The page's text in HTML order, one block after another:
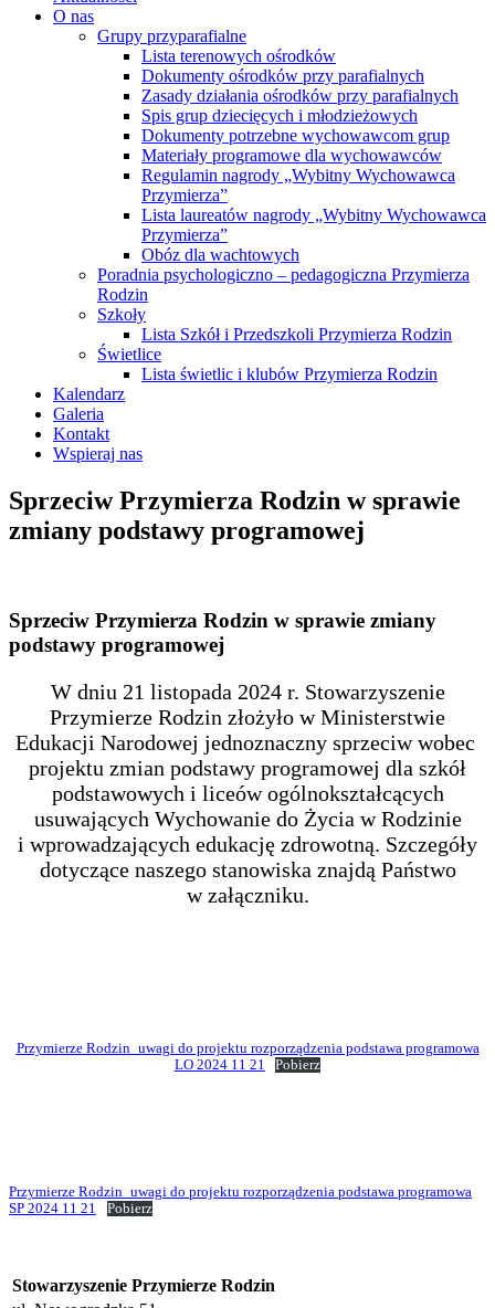
O nas
Grupy przyparafialne
Lista terenowych ośrodków
Dokumenty ośrodków przy parafialnych
Zasady działania ośrodków przy parafialnych
Spis grup dziecięcych i młodzieżowych
Dokumenty potrzebne wychowawcom grup
Materiały programowe dla wychowawców
Regulamin nagrody „Wybitny Wychowawca
Przymierza”
Lista laureatów nagrody „Wybitny Wychowawca
Przymierza”
Obóz dla wachtowych
Poradnia psychologiczno – pedagogiczna Przymierza
Rodzin
Szkoły
Lista Szkół i Przedszkoli Przymierza Rodzin
Świetlice
Lista świetlic i klubów Przymierza Rodzin
Kalendarz
Galeria
Kontakt
Wspieraj nas
Sprzeciw Przymierza Rodzin w sprawie
zmiany podstawy programowej
Sprzeciw Przymierza Rodzin w sprawie zmiany
podstawy programowej
W dniu 21 listopada 2024 r. Stowarzyszenie
Przymierze Rodzin złożyło w Ministerstwie
Edukacji Narodowej jednoznaczny sprzeciw wobec
projektu zmian podstawy programowej dla szkół
podstawowych i liceów ogólnokształcących
usuwających Wychowanie do Życia w Rodzinie
i wprowadzających edukację zdrowotną. Szczegóły
dotyczące naszego stanowiska znajdą Państwo
w załączniku.
Przymierze Rodzin_uwagi do projektu rozporządzenia podstawa programowa
LO 2024 11 21
Pobierz
Przymierze Rodzin_uwagi do projektu rozporządzenia podstawa programowa
SP 2024 11 21
Pobierz
Stowarzyszenie Przymierze Rodzin